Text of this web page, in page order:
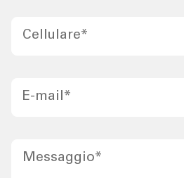
Cellulare*
E-mail*
Messaggio*